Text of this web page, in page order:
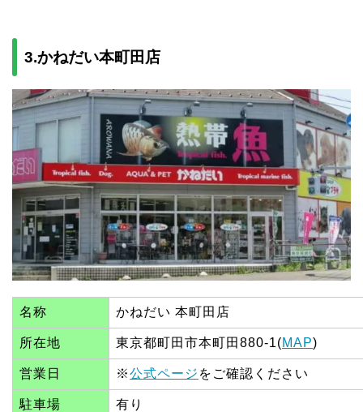
3.かねだい本町田店
名称 かねだい 本町田店
所在地 東京都町田市本町田880-1(MAP)
営業日 ※公式ページ をご確認ください
駐車場 有り